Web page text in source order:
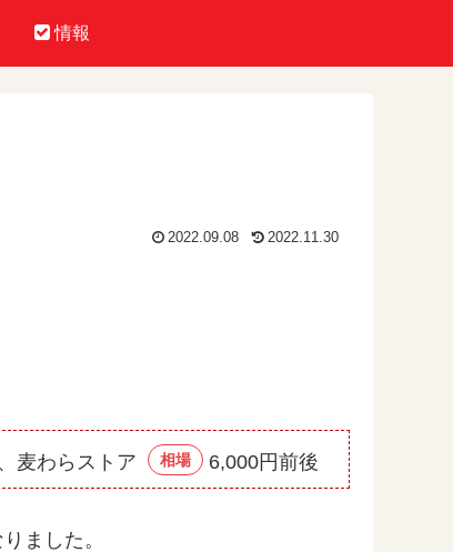
情報
2022.09.08 2022.11.30
麦わらストア 相場 6,000円前後
ました。